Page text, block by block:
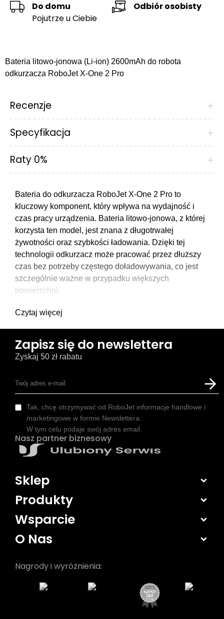
Do domu
Pojutrze u Ciebie
Odbiór osobisty
Bateria litowo-jonowa (Li-ion) 2600mAh do robota
odkurzacza RoboJet X-One 2 Pro
Recenzje +
Specyfikacja +
Raty 0% +
Bateria do odkurzacza RoboJet X-One 2 Pro to
kluczowy komponent, który wpływa na wydajność i
czas pracy urządzenia. Bateria litowo-jonowa, z której
korzysta ten model, jest znana z długotrwałej
żywotności oraz szybkości ładowania. Dzięki tej
technologii odkurzacz może pracować przez dłuższy
czas bez potrzeby częstego doładowywania, co jest
szczególnie ważne w przypadku większych
powierzchni.
Czytaj więcej
Sklep
Produkty
Wsparcie
O Nas
Zapisz się do newslettera
Zyskaj 50 zł rabatu
Tak, chcę otrzymywać od RoboJet informacje handlowe i
marketingowe w formie Newslettera.
W tym celu podaje swój adres email.
Nasz partner biznesowy
Nagrody i wyróżnienia: